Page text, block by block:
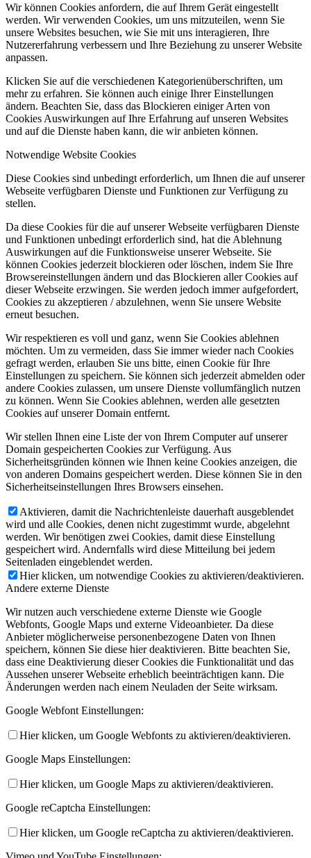
Wir können Cookies anfordern, die auf Ihrem Gerät eingestellt
werden. Wir verwenden Cookies, um uns mitzuteilen, wenn Sie
unsere Websites besuchen, wie Sie mit uns interagieren, Ihre
Nutzererfahrung verbessern und Ihre Beziehung zu unserer Website
anpassen.
Klicken Sie auf die verschiedenen Kategorienüberschriften, um
mehr zu erfahren. Sie können auch einige Ihrer Einstellungen
ändern. Beachten Sie, dass das Blockieren einiger Arten von
Cookies Auswirkungen auf Ihre Erfahrung auf unseren Websites
und auf die Dienste haben kann, die wir anbieten können.
Notwendige Website Cookies
Diese Cookies sind unbedingt erforderlich, um Ihnen die auf unserer
Webseite verfügbaren Dienste und Funktionen zur Verfügung zu
stellen.
Da diese Cookies für die auf unserer Webseite verfügbaren Dienste
und Funktionen unbedingt erforderlich sind, hat die Ablehnung
Auswirkungen auf die Funktionsweise unserer Webseite. Sie
können Cookies jederzeit blockieren oder löschen, indem Sie Ihre
Browsereinstellungen ändern und das Blockieren aller Cookies auf
dieser Webseite erzwingen. Sie werden jedoch immer aufgefordert,
Cookies zu akzeptieren / abzulehnen, wenn Sie unsere Website
erneut besuchen.
Wir respektieren es voll und ganz, wenn Sie Cookies ablehnen
möchten. Um zu vermeiden, dass Sie immer wieder nach Cookies
gefragt werden, erlauben Sie uns bitte, einen Cookie für Ihre
Einstellungen zu speichern. Sie können sich jederzeit abmelden oder
andere Cookies zulassen, um unsere Dienste vollumfänglich nutzen
zu können. Wenn Sie Cookies ablehnen, werden alle gesetzten
Cookies auf unserer Domain entfernt.
Wir stellen Ihnen eine Liste der von Ihrem Computer auf unserer
Domain gespeicherten Cookies zur Verfügung. Aus
Sicherheitsgründen können wie Ihnen keine Cookies anzeigen, die
von anderen Domains gespeichert werden. Diese können Sie in den
Sicherheitseinstellungen Ihres Browsers einsehen.
Aktivieren, damit die Nachrichtenleiste dauerhaft ausgeblendet
wird und alle Cookies, denen nicht zugestimmt wurde, abgelehnt
werden. Wir benötigen zwei Cookies, damit diese Einstellung
gespeichert wird. Andernfalls wird diese Mitteilung bei jedem
Seitenladen eingeblendet werden.
Hier klicken, um notwendige Cookies zu aktivieren/deaktivieren.
Andere externe Dienste
Wir nutzen auch verschiedene externe Dienste wie Google
Webfonts, Google Maps und externe Videoanbieter. Da diese
Anbieter möglicherweise personenbezogene Daten von Ihnen
speichern, können Sie diese hier deaktivieren. Bitte beachten Sie,
dass eine Deaktivierung dieser Cookies die Funktionalität und das
Aussehen unserer Webseite erheblich beeinträchtigen kann. Die
Änderungen werden nach einem Neuladen der Seite wirksam.
Google Webfont Einstellungen:
Hier klicken, um Google Webfonts zu aktivieren/deaktivieren.
Google Maps Einstellungen:
Hier klicken, um Google Maps zu aktivieren/deaktivieren.
Google reCaptcha Einstellungen:
Hier klicken, um Google reCaptcha zu aktivieren/deaktivieren.